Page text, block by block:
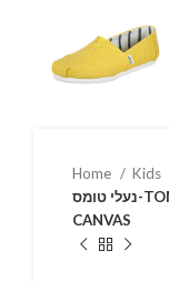
Home
Kids
נעלי טומס-TOMS SHOES – CLASSIC YELLOW
CANVAS